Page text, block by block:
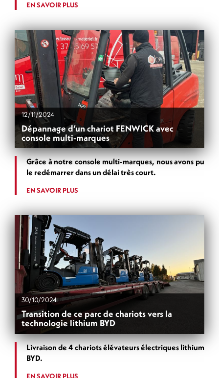
EN SAVOIR PLUS
12/11/2024
Dépannage d’un chariot FENWICK avec
console multi-marques
Grâce à notre console multi-marques, nous avons pu
le redémarrer dans un délai très court.
EN SAVOIR PLUS
30/10/2024
Transition de ce parc de chariots vers la
technologie lithium BYD
Livraison de 4 chariots élévateurs électriques lithium
BYD.
EN SAVOIR PLUS